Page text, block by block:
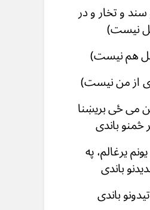
و تخار و در
نیست)
هم نیست)
از من نیست)
ځی بریښنا
څمنو باندی
یرغالم، په
باندی
باندی